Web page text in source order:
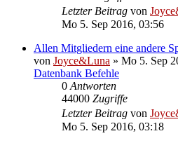
Letzter Beitrag von
Mo 5. Sep 2016, 03:56
Allen Mitgliedern eine andere
von Joyce&Luna » Mo 5. Sep
Datenbank Befehle
0 Antworten
44000 Zugriffe
Letzter Beitrag von
Mo 5. Sep 2016, 03:18